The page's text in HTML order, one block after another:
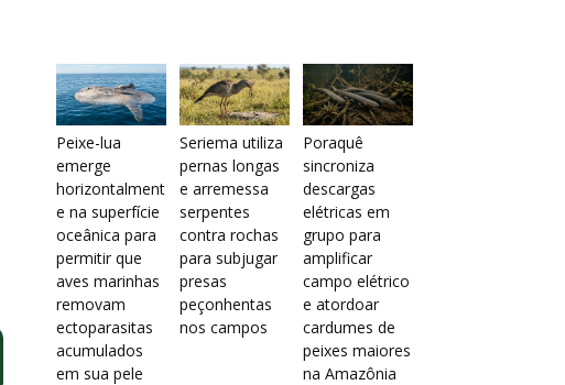
Peixe-lua
emerge
horizontalment
e na superfície
oceânica para
permitir que
aves marinhas
removam
ectoparasitas
acumulados
em sua pele
Seriema utiliza
pernas longas
e arremessa
serpentes
contra rochas
para subjugar
presas
peçonhentas
nos campos
Poraquê
sincroniza
descargas
elétricas em
grupo para
amplificar
campo elétrico
e atordoar
cardumes de
peixes maiores
na Amazônia